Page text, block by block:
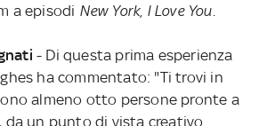
a episodi New York, I Love You
- Di questa prima esperienza
ha commentato: "Ti trovi in
almeno otto persone pronte a
un punto di vista creativo.